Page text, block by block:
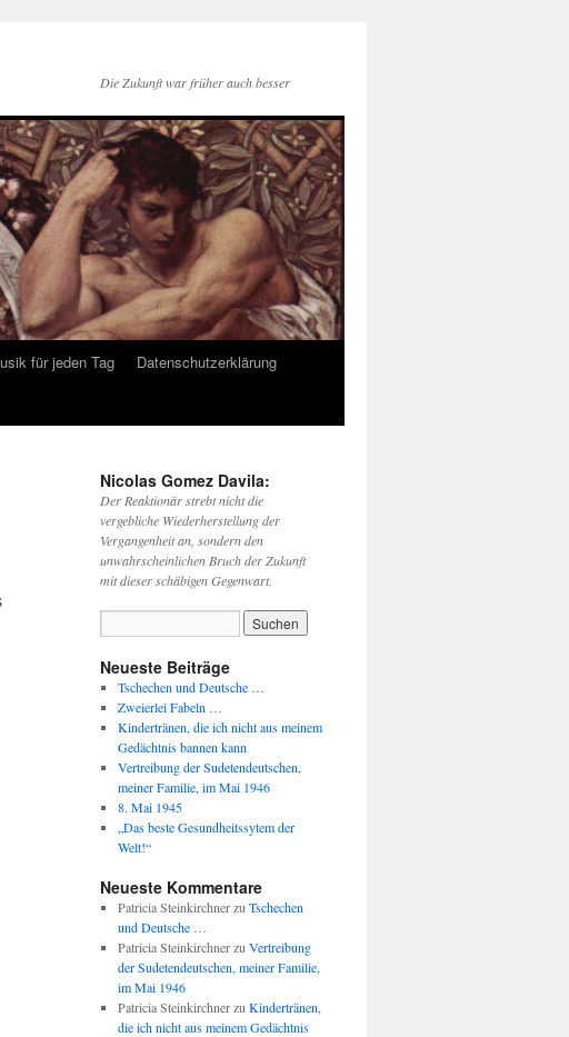
Die Zukunft war früher auch besser
für jeden Tag
Datenschutzerklärung
Nicolas Gomez Davila:
Der Reaktionär strebt nicht die
vergebliche Wiederherstellung der
Vergangenheit an, sondern den
unwahrscheinlichen Bruch der Zukunft
mit dieser schäbigen Gegenwart.
Neueste Beiträge
Tschechen und Deutsche …
Zweierlei Fabeln …
Kindertränen, die ich nicht aus meinem
Gedächtnis bannen kann
Vertreibung der Sudetendeutschen,
meiner Familie, im Mai 1946
8. Mai 1945
„Das beste Gesundheitssytem der
Welt!“
Neueste Kommentare
Patricia Steinkirchnerzu Tschechen
und Deutsche …
Patricia Steinkirchnerzu Vertreibung
der Sudetendeutschen, meiner Familie,
im Mai 1946
Patricia Steinkirchnerzu Kindertränen,
die ich nicht aus meinem Gedächtnis